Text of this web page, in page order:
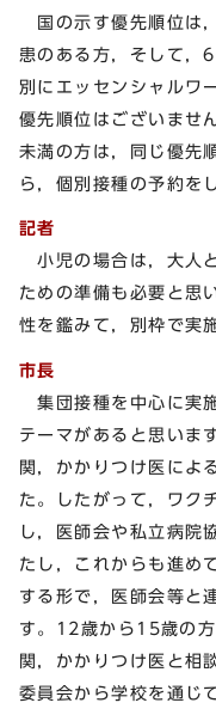
国の示す優先順位は
患のある方，そして，
別にエッセンシャルワ
優先順位はございませ
未満の方は，同じ優先
ら，個別接種の予約を
記者
小児の場合は，大人
ための準備も必要と思
性を鑑みて，別枠で実
市長
集団接種を中心に実
テーマがあると思いま
関，かかりつけ医によ
た。したがって，ワク
し，医師会や私立病院
たし，これからも進め
する形で，医師会等と
す。12歳から15歳の
関，かかりつけ医と相
委員会から学校を通じ